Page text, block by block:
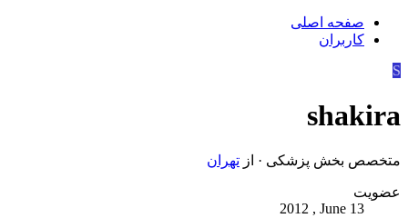
صفحه اصلی
کاربران
S
shakira
متخصص بخش پزشکی · از تهران
عضویت
2012 , June 13